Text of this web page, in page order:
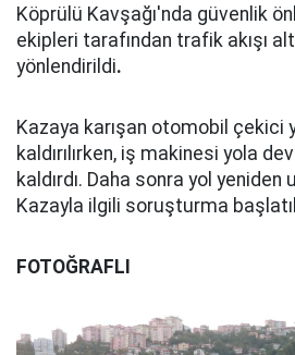
Köprülü Kavşağı'nda güvenlik
ekipleri tarafından trafik akışı
yönlendirildi.
Kazaya karışan otomobil çekici
kaldırılırken, iş makinesi yola
kaldırdı. Daha sonra yol yeniden
Kazayla ilgili soruşturma
FOTOĞRAFLI